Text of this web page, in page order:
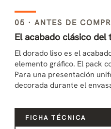
05 · ANTES DE
El acabado clásico del
El dorado liso es el
elemento gráfico. El pack
Para una presentación
decorada durante el
FICHA TÉCNICA